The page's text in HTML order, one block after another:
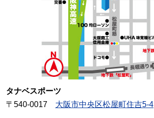
タナベスポーツ
〒540-0017 大阪市中央区松屋町住吉5-4